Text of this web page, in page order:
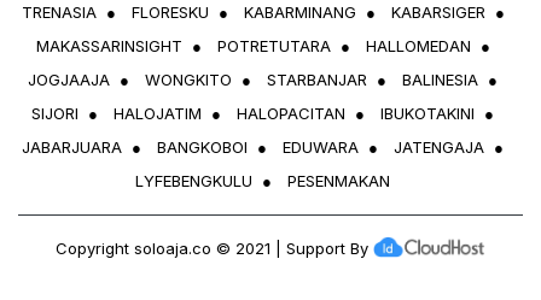
TRENASIA ● FLORESKU ● KABARMINANG ● KABARSIGER
●
MAKASSARINSIGHT
● POTRETUTARA ● HALLOMEDAN
●
JOGJAAJA ● WONGKITO ● STARBANJAR ● BALINESIA ●
SIJORI
● HALOJATIM ● HALOPACITAN ● IBUKOTAKINI
●
JABARJUARA ● BANGKOBOI ● EDUWARA ● JATENGAJA ●
LYFEBENGKULU
● PESENMAKAN
Copyright soloaja.co © 2021 | Support By